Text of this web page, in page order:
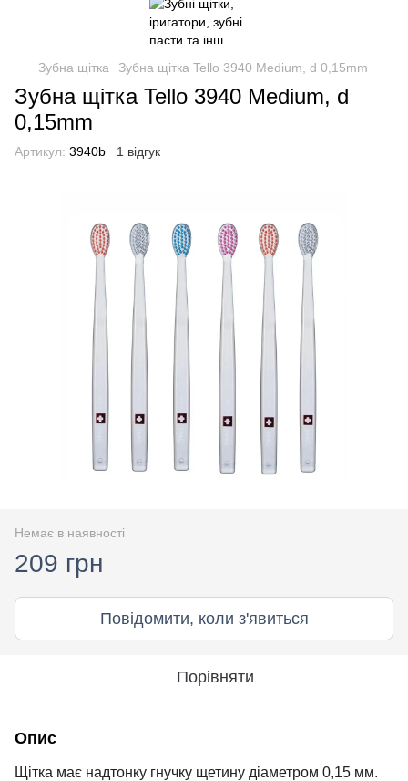
Зубна щітка Зубна щітка Tello 3940 Medium, d 0,15mm
Зубна щітка Tello 3940 Medium, d
0,15mm
Артикул: 3940b 1 відгук
Немає в наявності
209 грн
Повідомити, коли з'явиться
Порівняти
Опис
Щітка має надтонку гнучку щетину діаметром 0,15 мм.